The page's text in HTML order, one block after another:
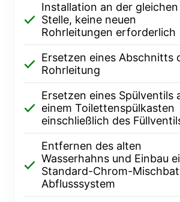
Installation an der gleichen
Stelle, keine neuen
Rohrleitungen erforderlich
Ersetzen eines Abschnitts
Rohrleitung
Ersetzen eines Spülventils
einem Toilettenspülkasten
einschließlich des
Entfernen des alten
Wasserhahns und Einbau
Standard-Chrom-
Abflusssystem